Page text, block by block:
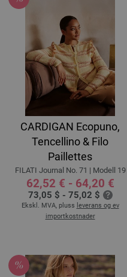
CARDIGAN Ecopuno,
Tencellino & Filo
Paillettes
FILATI Journal No. 71 | Modell 19
62,52 € - 64,20 €
73,05 $ - 75,02 $
Ekskl. MVA, pluss leverans og ev
importkostnader